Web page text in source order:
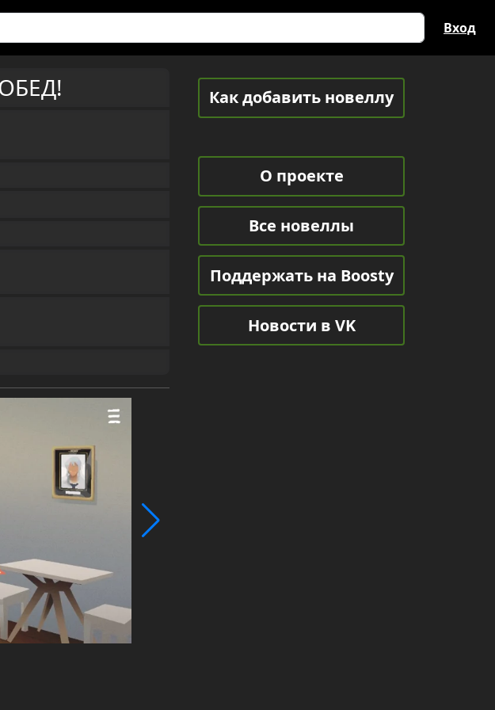
Вход
Как добавить новеллу
О проекте
Все новеллы
Поддержать на Boosty
Новости в VK